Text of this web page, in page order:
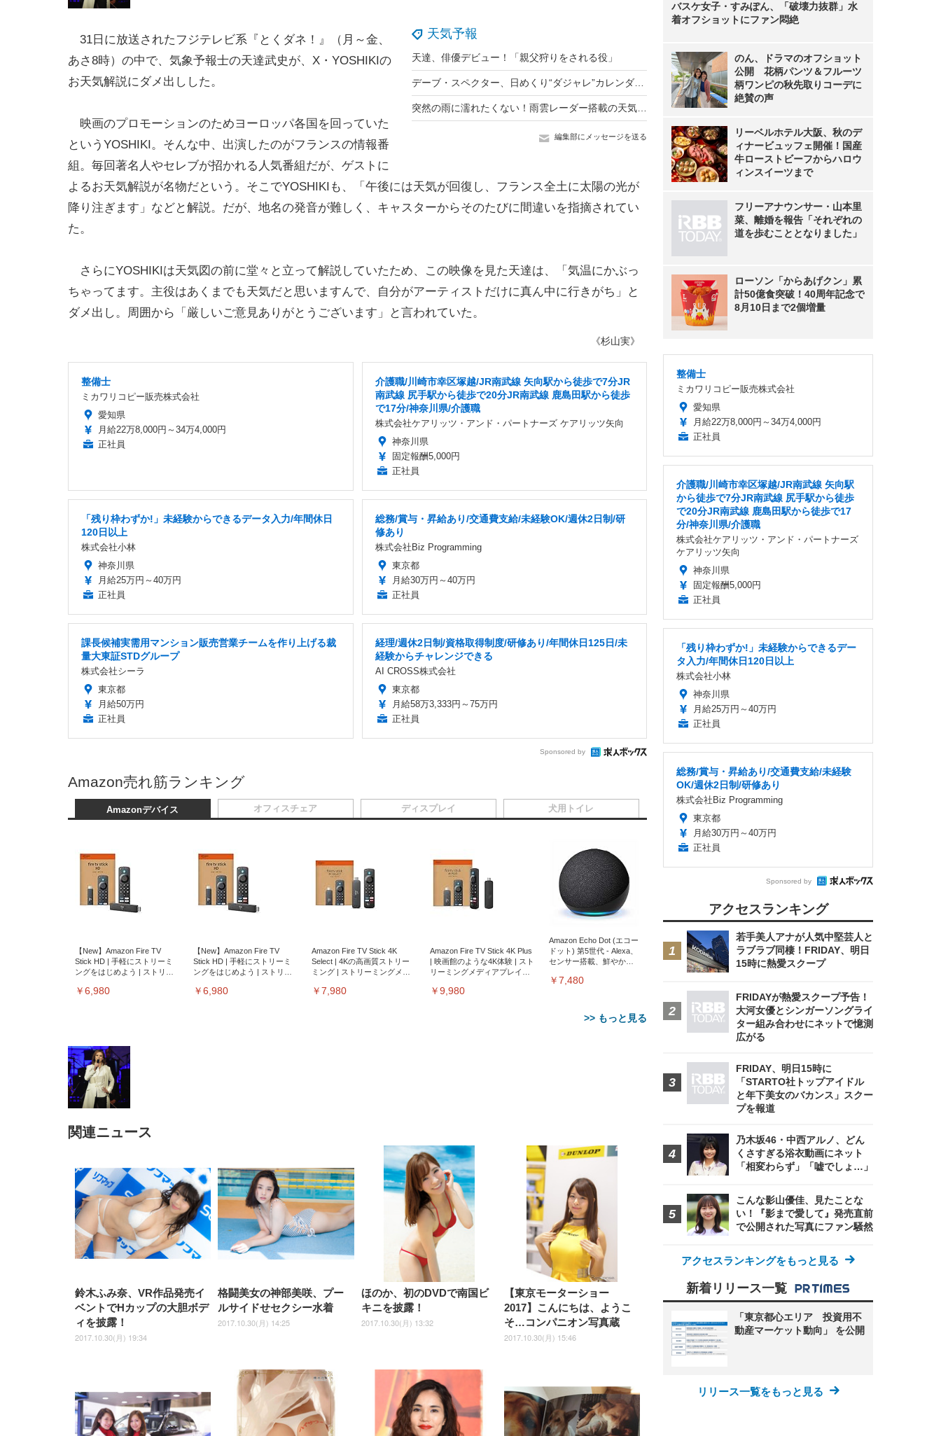
天気予報
天達、俳優デビュー！「親父狩りをされる役」
編集部にメッセージを送る
31日に放送されたフジテレビ系『とくダネ！』（月～金、
あさ8時）の中で、気象予報士の天達武史が、X・YOSHIKIの
お天気解説にダメ出しした。
映画のプロモーションのためヨーロッパ各国を回っていた
というYOSHIKI。そんな中、出演したのがフランスの情報番
組。毎回著名人やセレブが招かれる人気番組だが、ゲストに
よるお天気解説が名物だという。そこでYOSHIKIも、「午後には天気が回復し、フランス全土に太陽の光が
降り注ぎます」などと解説。だが、地名の発音が難しく、キャスターからそのたびに間違いを指摘されてい
た。
さらにYOSHIKIは天気図の前に堂々と立って解説していたため、この映像を見た天達は、「気温にかぶっ
ちゃってます。主役はあくまでも天気だと思いますんで、自分がアーティストだけに真ん中に行きがち」と
ダメ出し。周囲から「厳しいご意見ありがとうございます」と言われていた。
《杉山実》
整備士
ミカワリコピー販売株式会社
愛知県
月給22万8,000円～34万4,000円
正社員
介護職/川崎市幸区塚越/JR南武線 矢向駅から徒歩で7分JR
南武線 尻手駅から徒歩で20分JR南武線 鹿島田駅から徒歩
で17分/神奈川県/介護職
株式会社ケアリッツ・アンド・パートナーズ ケアリッツ矢向
神奈川県
固定報酬5,000円
正社員
「残り枠わずか!」未経験からできるデータ入力/年間休日
120日以上
株式会社小林
神奈川県
月給25万円～40万円
正社員
総務/賞与・昇給あり/交通費支給/未経験OK/週休2日制/研
修あり
株式会社Biz Programming
東京都
月給30万円～40万円
正社員
課長候補実需用マンション販売営業チームを作り上げる裁
量大東証STDグループ
株式会社シーラ
東京都
月給50万円
正社員
経理/週休2日制/資格取得制度/研修あり/年間休日125日/未
経験からチャレンジできる
AI CROSS株式会社
東京都
月給58万3,333円～75万円
正社員
Sponsored by
Amazon売れ筋ランキング
Amazonデバイス
【New】Amazon Fire TV
Stick HD | 手軽にストリーミ
ングをはじめよう | ストリー
￥6,980
【New】Amazon Fire TV
Stick HD | 手軽にストリーミ
ングをはじめよう | ストリー
￥6,980
Amazon Fire TV Stick 4K
Select | 4Kの高画質ストリー
ミング | ストリーミングメデ
￥7,980
Amazon Fire TV Stick 4K Plus
| 映画館のような4K体験 | スト
リーミングメディアプレイヤ
￥9,980
Amazon Echo Dot (エコー
ドット) 第5世代 - Alexa、
センサー搭載、鮮やかな
￥7,480
>> もっと見る
オフィスチェア
子 テレワーク 疲れない 跳ね
上げ式アームレスト コンパク
ト 約105度ロッキング pc 事務
椅子 360度回転 座面昇降 強化
ナイロン樹脂ベース 通気性メ
ッシュ 在宅ワーク H-
WY01(黒網+黒枠+黒足)
￥5,699
／デスクチェア メッシュチェ
ア 人間工学 疲れない ブラッ
ク
￥27,999
Sezlife オフィスチェア デスク
チェア 疲れない テレワーク
チェア 強化バックレスト 30
度ロッキング機能 人間工学 椅
子 腰サポート 90度跳ね上げ
式アームレスト 3Dヘッドレス
ト ハンガー付き 高反発クッシ
ョン PCチェア 通気性メッシ
ュ ゲーミング/勉強/事務用 お
しゃれ パソコンチェア (ブラ
￥7,680
Sezlife オフィスチェア デスク
チェア 疲れない テレワーク
チェア 強化バックレスト 30度
ロッキング機能 人間工学 椅子
腰サポート 90度跳ね上げ式ア
ームレスト 3Dヘッドレスト
ハンガー付き 高反発クッショ
ン PCチェア 通気性メッシュ
ゲーミング/勉強/事務用 おし
ゃれ パソコンチェア (ホワイ
ト)
￥7,680
ANDWINT オフィスチェ
ア デスクチェア 肘なし メ
ポート付き 腰サポート ガ
ス圧無段階昇降 360度回
転 キャスター付き コンパ
クト 幅52×奥行58.5×高さ
84～96cm テレワーク 在
宅勤務 ブラック
￥4,139
ディスプレイ
EV3240X-WT | 31.5型4K
UHD・USB Type-C・ホワイ
ト
￥105,595
EV2740X-WT | 27.0型4K
UHD・USB Type-C・ホワイ
ト
￥109,572
【純正品】27"ゲーミングモ
ニター DualSense 充電フッ
ク付き（CFI-ZDM1J）
￥49,979
【整備済み品】Dell
E2724HS 27インチ 液晶モ
ニター フル
HD（1920×1080）VA 非光
沢 HDMI/DisplayPort/VGA
スピーカー内蔵 高さ調整 ス
イベル VESA対応
ComfortView ビジネス向け
￥15,800
【MiniLED/24.5inch/280Hz/FHD】
GRAPHT THE SHOOTER
Gaming Monitor 24” Essential ゲ
ーミングモニター QD 24.5インチ
1ms FHD 量子ドット 残像低減 (3
年保証 | 輝点保証 | 日本メーカー)
￥34,980
犬用トイレ
ーツ 薄型 レギュラー 1回使い
捨て 無香料 ホワイト 300枚
￥3,373
ーツ 厚型 ワイド 42枚x2袋(84
枚) ホワイト(吸収面:ライトブ
ルー)
￥3,234
ネオ・ルーライフ ネオ・オム
ツ L 中型犬用 26枚入り 単品
￥1,800
Smart Basic(スマートベーシ
ック) 【Amazon.co.jp限定】
Smart Basic アイリスオーヤマ
ペットシーツ 超厚型 お徳用
ワイド 100枚入 (x 1) (ケース
販売)
￥3,670
アイリスオーヤマ ペット
シーツ 超厚型 お徳用 レギ
【Amazon.co.jp限定】
￥3,731
関連ニュース
鈴木ふみ奈、VR作品発売イ
ベントでHカップの大胆ボデ
ィを披露！
2017.10.30(月) 19:34
格闘美女の神部美咲、プー
ルサイドせセクシー水着
2017.10.30(月) 14:25
ほのか、初のDVDで南国ビ
キニを披露！
2017.10.30(月) 13:32
【東京モーターショー
2017】こんにちは、ようこ
そ…コンパニオン写真蔵
2017.10.30(月) 15:46
バスケ女子・すみぽん、「破壊力抜群」水
着オフショットにファン悶絶
のん、ドラマのオフショット
公開 花柄パンツ＆フルーツ
柄ワンピの秋先取りコーデに
絶賛の声
リーベルホテル大阪、秋のデ
ィナービュッフェ開催！国産
牛ローストビーフからハロウ
ィンスイーツまで
フリーアナウンサー・山本里
菜、離婚を報告「それぞれの
道を歩むこととなりました」
ローソン「からあげクン」累
計50億食突破！40周年記念で
8月10日まで2個増量
整備士
ミカワリコピー販売株式会社
愛知県
月給22万8,000円～34万4,000円
正社員
介護職/川崎市幸区塚越/JR南武線 矢向駅
から徒歩で7分JR南武線 尻手駅から徒歩
で20分JR南武線 鹿島田駅から徒歩で17
分/神奈川県/介護職
株式会社ケアリッツ・アンド・パートナーズ
ケアリッツ矢向
神奈川県
固定報酬5,000円
正社員
「残り枠わずか!」未経験からできるデー
タ入力/年間休日120日以上
株式会社小林
神奈川県
月給25万円～40万円
正社員
総務/賞与・昇給あり/交通費支給/未経験
OK/週休2日制/研修あり
株式会社Biz Programming
東京都
月給30万円～40万円
正社員
Sponsored by
アクセスランキング
若手美人アナが人気中堅芸人と
ラブラブ同棲！FRIDAY、明日
15時に熱愛スクープ
FRIDAYが熱愛スクープ予告！
大河女優とシンガーソングライ
ター組み合わせにネットで憶測
広がる
FRIDAY、明日15時に
「STARTO社トップアイドル
と年下美女のバカンス」スクー
プを報道
乃木坂46・中西アルノ、どん
くさすぎる浴衣動画にネット
「相変わらず」「嘘でしょ…」
こんな影山優佳、見たことな
い！『影まで愛して』発売直前
で公開された写真にファン騒然
アクセスランキングをもっと見る
新着リリース一覧
「東京都心エリア 投資用不
動産マーケット動向」 を公開
リリース一覧をもっと見る